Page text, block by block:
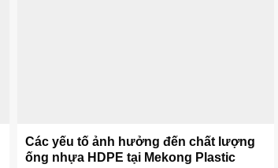
Các yếu tố ảnh hưởng đến chất lượng
ống nhựa HDPE tại Mekong Plastic